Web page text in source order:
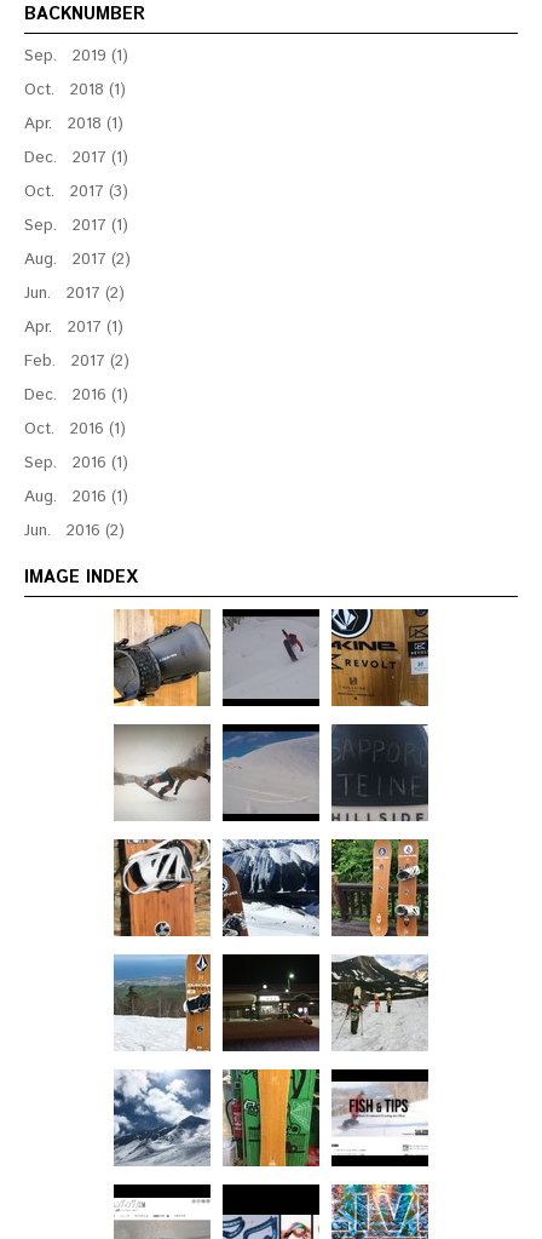
BACKNUMBER
Sep. 2019 (1)
Oct. 2018 (1)
Apr. 2018 (1)
Dec. 2017 (1)
Oct. 2017 (3)
Sep. 2017 (1)
Aug. 2017 (2)
Jun. 2017 (2)
Apr. 2017 (1)
Feb. 2017 (2)
Dec. 2016 (1)
Oct. 2016 (1)
Sep. 2016 (1)
Aug. 2016 (1)
Jun. 2016 (2)
IMAGE INDEX